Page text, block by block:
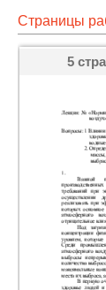
Страницы
5